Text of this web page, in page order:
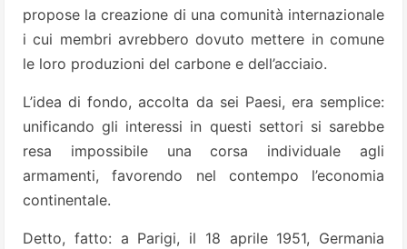
propose la creazione di una comunità internazionale
i cui membri avrebbero dovuto mettere in comune
le loro produzioni del carbone e dell’acciaio.
L’idea di fondo, accolta da sei Paesi, era semplice:
unificando gli interessi in questi settori si sarebbe
resa impossibile una corsa individuale agli
armamenti, favorendo nel contempo l’economia
continentale.
Detto, fatto: a Parigi, il 18 aprile 1951, Germania